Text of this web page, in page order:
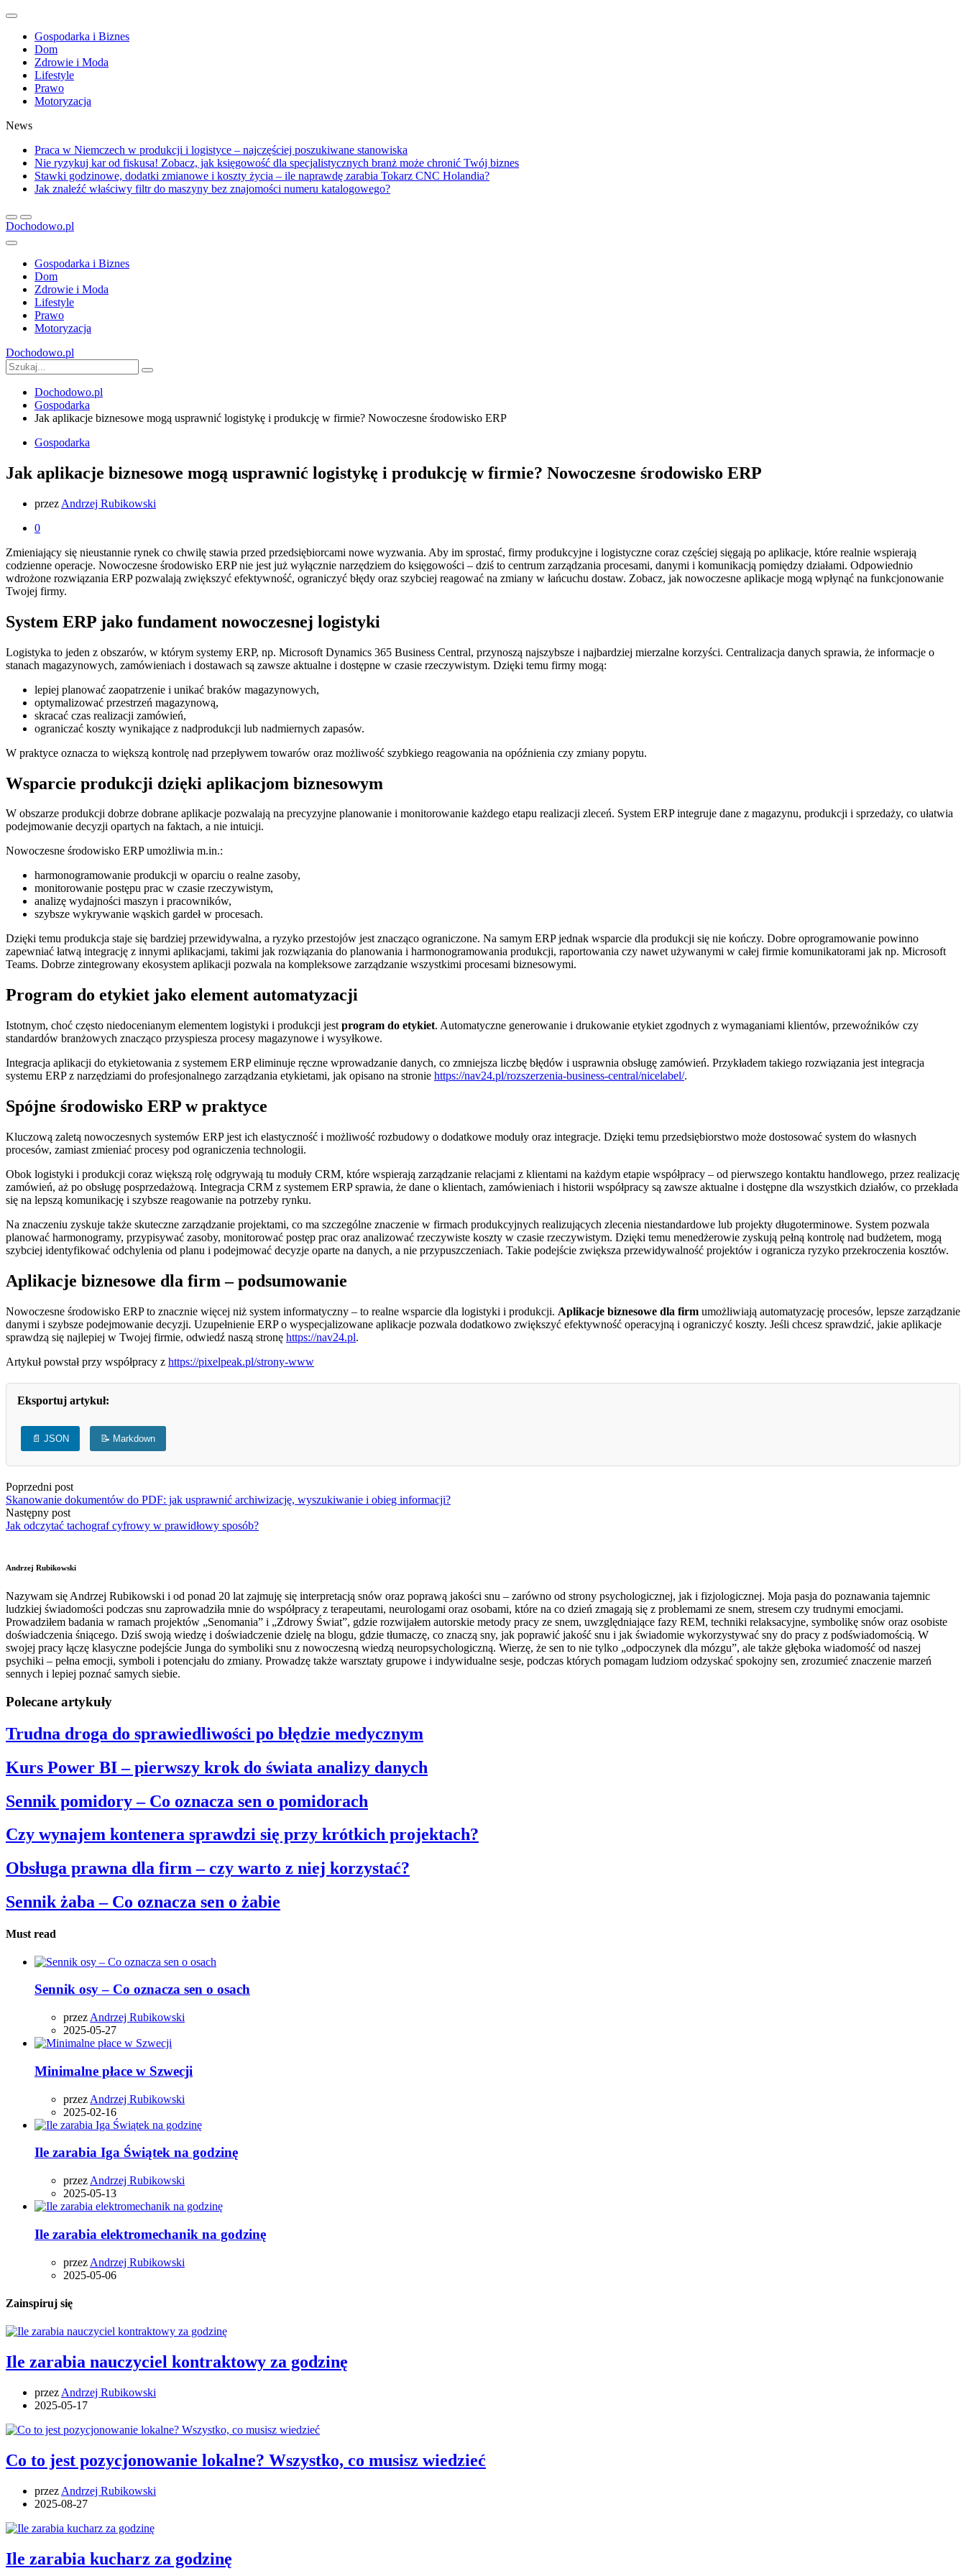
Gospodarka i Biznes
Dom
Zdrowie i Moda
Lifestyle
Prawo
Motoryzacja
News
Praca w Niemczech w produkcji i logistyce – najczęściej poszukiwane stanowiska
Nie ryzykuj kar od fiskusa! Zobacz, jak księgowość dla specjalistycznych branż może chronić Twój biznes
Stawki godzinowe, dodatki zmianowe i koszty życia – ile naprawdę zarabia Tokarz CNC Holandia?
Jak znaleźć właściwy filtr do maszyny bez znajomości numeru katalogowego?
Dochodowo.pl
Gospodarka i Biznes
Dom
Zdrowie i Moda
Lifestyle
Prawo
Motoryzacja
Dochodowo.pl
Dochodowo.pl
Gospodarka
Jak aplikacje biznesowe mogą usprawnić logistykę i produkcję w firmie? Nowoczesne środowisko ERP
Gospodarka
Jak aplikacje biznesowe mogą usprawnić logistykę i produkcję w firmie? Nowoczesne środowisko ERP
przez Andrzej Rubikowski
0
Zmieniający się nieustannie rynek co chwilę stawia przed przedsiębiorcami nowe wyzwania. Aby im sprostać, firmy produkcyjne i logistyczne coraz częściej sięgają po aplikacje, które realnie wspierają
codzienne operacje. Nowoczesne środowisko ERP nie jest już wyłącznie narzędziem do księgowości – dziś to centrum zarządzania procesami, danymi i komunikacją pomiędzy działami. Odpowiednio
wdrożone rozwiązania ERP pozwalają zwiększyć efektywność, ograniczyć błędy oraz szybciej reagować na zmiany w łańcuchu dostaw. Zobacz, jak nowoczesne aplikacje mogą wpłynąć na funkcjonowanie
Twojej firmy.
System ERP jako fundament nowoczesnej logistyki
Logistyka to jeden z obszarów, w którym systemy ERP, np. Microsoft Dynamics 365 Business Central, przynoszą najszybsze i najbardziej mierzalne korzyści. Centralizacja danych sprawia, że informacje o
stanach magazynowych, zamówieniach i dostawach są zawsze aktualne i dostępne w czasie rzeczywistym. Dzięki temu firmy mogą:
lepiej planować zaopatrzenie i unikać braków magazynowych,
optymalizować przestrzeń magazynową,
skracać czas realizacji zamówień,
ograniczać koszty wynikające z nadprodukcji lub nadmiernych zapasów.
W praktyce oznacza to większą kontrolę nad przepływem towarów oraz możliwość szybkiego reagowania na opóźnienia czy zmiany popytu.
Wsparcie produkcji dzięki aplikacjom biznesowym
W obszarze produkcji dobrze dobrane aplikacje pozwalają na precyzyjne planowanie i monitorowanie każdego etapu realizacji zleceń. System ERP integruje dane z magazynu, produkcji i sprzedaży, co ułatwia
podejmowanie decyzji opartych na faktach, a nie intuicji.
Nowoczesne środowisko ERP umożliwia m.in.:
harmonogramowanie produkcji w oparciu o realne zasoby,
monitorowanie postępu prac w czasie rzeczywistym,
analizę wydajności maszyn i pracowników,
szybsze wykrywanie wąskich gardeł w procesach.
Dzięki temu produkcja staje się bardziej przewidywalna, a ryzyko przestojów jest znacząco ograniczone. Na samym ERP jednak wsparcie dla produkcji się nie kończy. Dobre oprogramowanie powinno
zapewniać łatwą integrację z innymi aplikacjami, takimi jak rozwiązania do planowania i harmonogramowania produkcji, raportowania czy nawet używanymi w całej firmie komunikatorami jak np. Microsoft
Teams. Dobrze zintegrowany ekosystem aplikacji pozwala na kompleksowe zarządzanie wszystkimi procesami biznesowymi.
Program do etykiet jako element automatyzacji
Istotnym, choć często niedocenianym elementem logistyki i produkcji jest program do etykiet. Automatyczne generowanie i drukowanie etykiet zgodnych z wymaganiami klientów, przewoźników czy
standardów branżowych znacząco przyspiesza procesy magazynowe i wysyłkowe.
Integracja aplikacji do etykietowania z systemem ERP eliminuje ręczne wprowadzanie danych, co zmniejsza liczbę błędów i usprawnia obsługę zamówień. Przykładem takiego rozwiązania jest integracja
systemu ERP z narzędziami do profesjonalnego zarządzania etykietami, jak opisano na stronie https://nav24.pl/rozszerzenia-business-central/nicelabel/.
Spójne środowisko ERP w praktyce
Kluczową zaletą nowoczesnych systemów ERP jest ich elastyczność i możliwość rozbudowy o dodatkowe moduły oraz integracje. Dzięki temu przedsiębiorstwo może dostosować system do własnych
procesów, zamiast zmieniać procesy pod ograniczenia technologii.
Obok logistyki i produkcji coraz większą rolę odgrywają tu moduły CRM, które wspierają zarządzanie relacjami z klientami na każdym etapie współpracy – od pierwszego kontaktu handlowego, przez realizację
zamówień, aż po obsługę posprzedażową. Integracja CRM z systemem ERP sprawia, że dane o klientach, zamówieniach i historii współpracy są zawsze aktualne i dostępne dla wszystkich działów, co przekłada
się na lepszą komunikację i szybsze reagowanie na potrzeby rynku.
Na znaczeniu zyskuje także skuteczne zarządzanie projektami, co ma szczególne znaczenie w firmach produkcyjnych realizujących zlecenia niestandardowe lub projekty długoterminowe. System pozwala
planować harmonogramy, przypisywać zasoby, monitorować postęp prac oraz analizować rzeczywiste koszty w czasie rzeczywistym. Dzięki temu menedżerowie zyskują pełną kontrolę nad budżetem, mogą
szybciej identyfikować odchylenia od planu i podejmować decyzje oparte na danych, a nie przypuszczeniach. Takie podejście zwiększa przewidywalność projektów i ogranicza ryzyko przekroczenia kosztów.
Aplikacje biznesowe dla firm – podsumowanie
Nowoczesne środowisko ERP to znacznie więcej niż system informatyczny – to realne wsparcie dla logistyki i produkcji. Aplikacje biznesowe dla firm umożliwiają automatyzację procesów, lepsze zarządzanie
danymi i szybsze podejmowanie decyzji. Uzupełnienie ERP o wyspecjalizowane aplikacje pozwala dodatkowo zwiększyć efektywność operacyjną i ograniczyć koszty. Jeśli chcesz sprawdzić, jakie aplikacje
sprawdzą się najlepiej w Twojej firmie, odwiedź naszą stronę https://nav24.pl.
Artykuł powstał przy współpracy z https://pixelpeak.pl/strony-www
Eksportuj artykuł:
📄 JSON 📝 Markdown
Poprzedni post
Skanowanie dokumentów do PDF: jak usprawnić archiwizację, wyszukiwanie i obieg informacji?
Następny post
Jak odczytać tachograf cyfrowy w prawidłowy sposób?
Andrzej Rubikowski
Nazywam się Andrzej Rubikowski i od ponad 20 lat zajmuję się interpretacją snów oraz poprawą jakości snu – zarówno od strony psychologicznej, jak i fizjologicznej. Moja pasja do poznawania tajemnic
ludzkiej świadomości podczas snu zaprowadziła mnie do współpracy z terapeutami, neurologami oraz osobami, które na co dzień zmagają się z problemami ze snem, stresem czy trudnymi emocjami.
Prowadziłem badania w ramach projektów „Senomania” i „Zdrowy Świat”, gdzie rozwijałem autorskie metody pracy ze snem, uwzględniające fazy REM, techniki relaksacyjne, symbolikę snów oraz osobiste
doświadczenia śniącego. Dziś swoją wiedzę i doświadczenie dzielę na blogu, gdzie tłumaczę, co znaczą sny, jak poprawić jakość snu i jak świadomie wykorzystywać sny do pracy z podświadomością. W
swojej pracy łączę klasyczne podejście Junga do symboliki snu z nowoczesną wiedzą neuropsychologiczną. Wierzę, że sen to nie tylko „odpoczynek dla mózgu”, ale także głęboka wiadomość od naszej
psychiki – pełna emocji, symboli i potencjału do zmiany. Prowadzę także warsztaty grupowe i indywidualne sesje, podczas których pomagam ludziom odzyskać spokojny sen, zrozumieć znaczenie marzeń
sennych i lepiej poznać samych siebie.
Polecane artykuły
Trudna droga do sprawiedliwości po błędzie medycznym
Kurs Power BI – pierwszy krok do świata analizy danych
Sennik pomidory – Co oznacza sen o pomidorach
Czy wynajem kontenera sprawdzi się przy krótkich projektach?
Obsługa prawna dla firm – czy warto z niej korzystać?
Sennik żaba – Co oznacza sen o żabie
Must read
Sennik osy – Co oznacza sen o osach
przez Andrzej Rubikowski
2025-05-27
Minimalne płace w Szwecji
przez Andrzej Rubikowski
2025-02-16
Ile zarabia Iga Świątek na godzinę
przez Andrzej Rubikowski
2025-05-13
Ile zarabia elektromechanik na godzinę
przez Andrzej Rubikowski
2025-05-06
Zainspiruj się
Ile zarabia nauczyciel kontraktowy za godzinę
przez Andrzej Rubikowski
2025-05-17
Co to jest pozycjonowanie lokalne? Wszystko, co musisz wiedzieć
przez Andrzej Rubikowski
2025-08-27
Ile zarabia kucharz za godzinę